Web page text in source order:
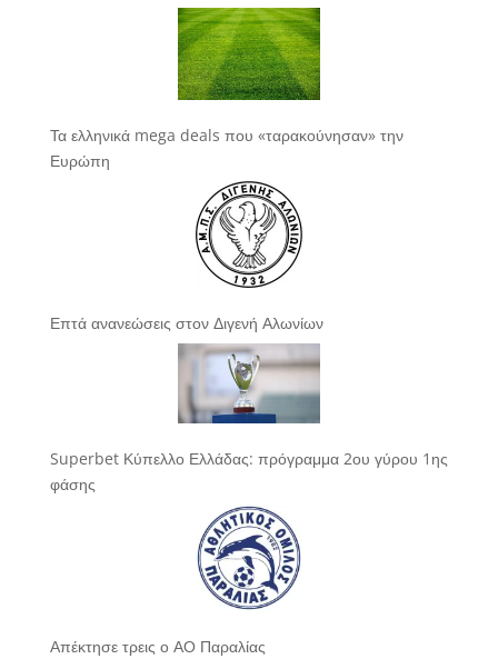
Τα ελληνικά mega deals που «ταρακούνησαν» την
Ευρώπη
Επτά ανανεώσεις στον Διγενή Αλωνίων
Superbet Κύπελλο Ελλάδας: πρόγραμμα 2ου γύρου 1ης
φάσης
Απέκτησε τρεις ο ΑΟ Παραλίας